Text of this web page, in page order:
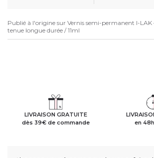
Publié à l'origine sur Vernis semi-permanent I-LAK
tenue longue durée / 11ml
LIVRAISON GRATUITE
dès 39€ de commande
en